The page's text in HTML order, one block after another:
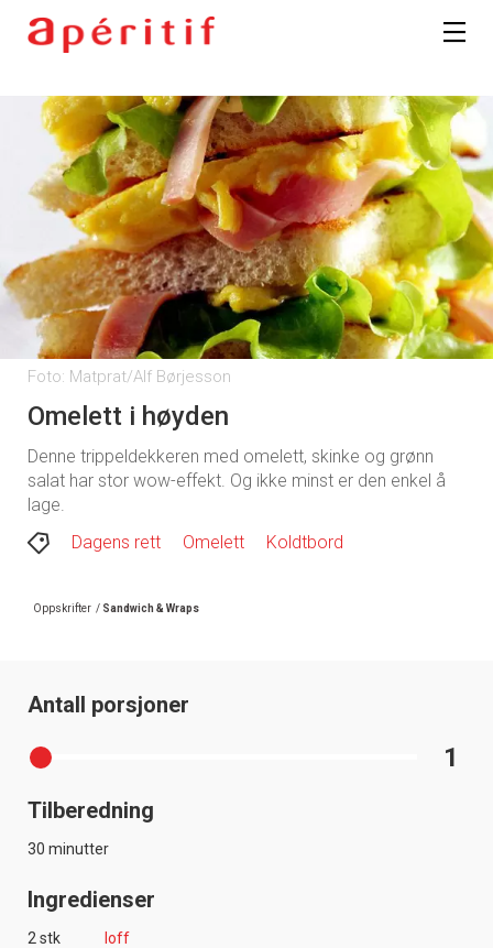
Registrer deg
Foto: Matprat/Alf Børjesson
Omelett i høyden
Denne trippeldekkeren med omelett, skinke og grønn
salat har stor wow-effekt. Og ikke minst er den enkel å
lage.
Dagens rett
Omelett Koldtbord
Oppskrifter / Sandwich & Wraps
Antall porsjoner
1
Tilberedning
30 minutter
Ingredienser
2 stk
loff